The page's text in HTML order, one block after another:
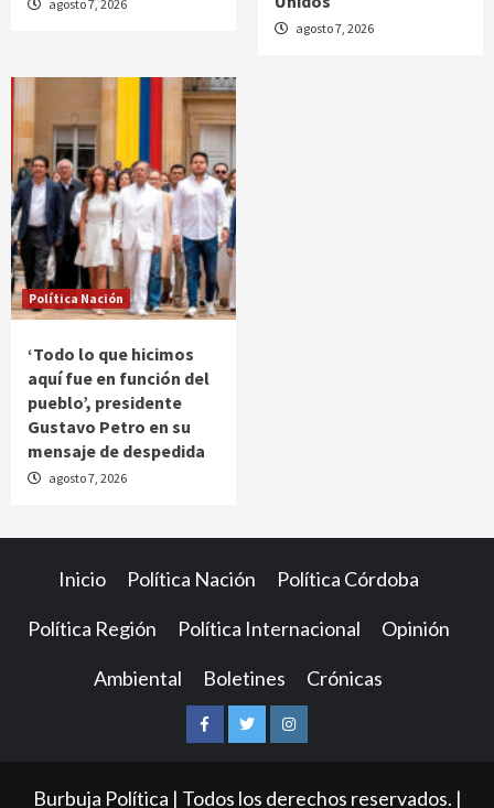
agosto 7, 2026
agosto 7, 2026
Política Nación
‘Todo lo que hicimos
aquí fue en función del
pueblo’, presidente
Gustavo Petro en su
mensaje de despedida
agosto 7, 2026
Inicio Política Nación Política Córdoba
Política Región Política Internacional Opinión
Ambiental Boletines Crónicas
FacebookTwitterInstagram
Burbuja Política | Todos los derechos reservados. |